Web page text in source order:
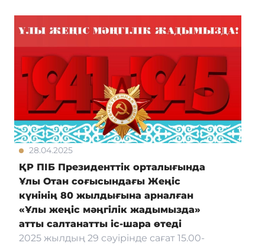
28.04.2025
ҚР ПІБ Президенттік орталығында
Ұлы Отан соғысындағы Жеңіс
күнінің 80 жылдығына арналған
«Ұлы жеңіс мәңгілік жадымызда»
атты салтанатты іс-шара өтеді
2025 жылдың 29 сәуірінде сағат 15.00-